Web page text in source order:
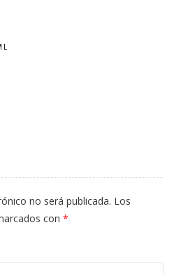
no será publicada. Los
con *